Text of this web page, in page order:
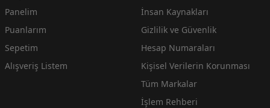
Panelim
Puanlarım
Sepetim
Alışveriş Listem
İnsan Kaynakları
Gizlilik ve Güvenlik
Hesap Numaraları
Kişisel Verilerin Korunması
Tüm Markalar
İşlem Rehberi